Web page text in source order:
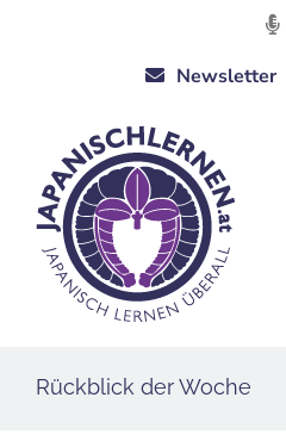
Newsletter
Rückblick der Woche